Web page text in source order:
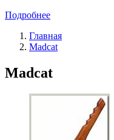
Подробнее
Главная
Madcat
Madcat